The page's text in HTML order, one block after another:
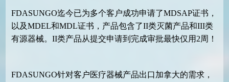
FDASUNGO迄今已为多个客户成功申请了MDSAP证书，
以及MDEL和MDL证书，产品包含了II类灭菌产品和III类
有源器械。II类产品从提交申请到完成审批最快仅用2周！
FDASUNGO针对客户医疗器械产品出口加拿大的需求，